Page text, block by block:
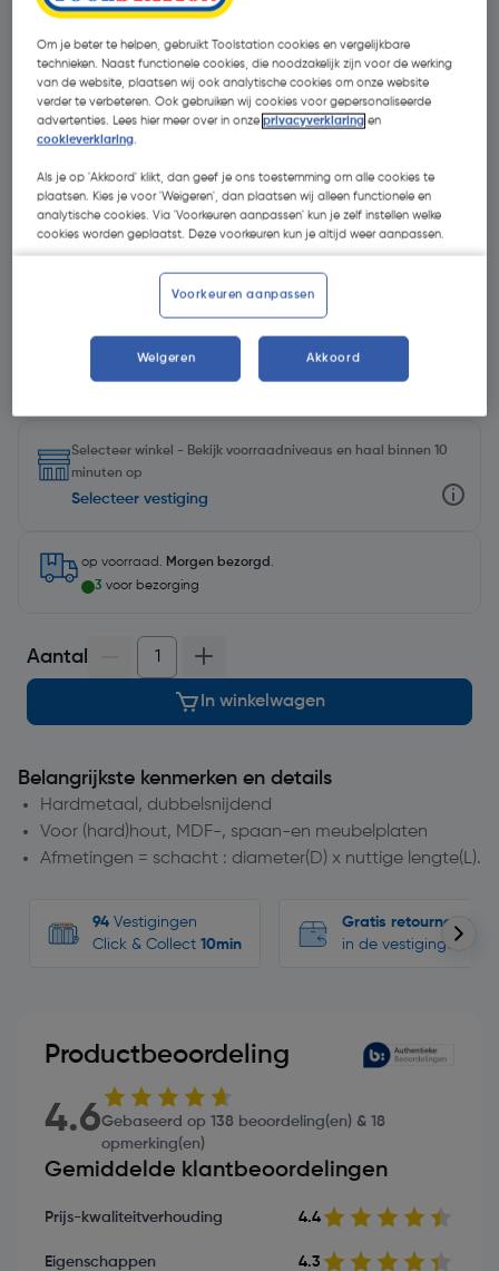
€ 27,89| Excl. btw € 23,05
Kies productvariant(11)
Selecteer winkel - Bekijk voorraadniveaus en haal binnen 10
minuten op
Selecteer vestiging
op voorraad. Morgen bezorgd .
3 voor bezorging
Aantal
In winkelwagen
Belangrijkste kenmerken en details
Hardmetaal, dubbelsnijdend
Voor (hard)hout, MDF-, spaan-en meubelplaten
Afmetingen = schacht : diameter(D) x nuttige lengte(L).
94 Vestigingen
Click & Collect 10min
Gratis retourneren
in de vestigingen
Productbeoordeling
4.6Gebaseerd op 138 beoordeling(en) & 18
opmerking(en)
Gemiddelde klantbeoordelingen
Prijs-kwaliteitverhouding 4.4
Eigenschappen 4.3
Om je beter te helpen, gebruikt Toolstation cookies en vergelijkbare
technieken. Naast functionele cookies, die noodzakelijk zijn voor de werking
van de website, plaatsen wij ook analytische cookies om onze website
verder te verbeteren. Ook gebruiken wij cookies voor gepersonaliseerde
advertenties. Lees hier meer over in onzeprivacyverklaring en
cookieverklaring.
Als je op 'Akkoord' klikt, dan geef je ons toestemming om alle cookies te
plaatsen. Kies je voor 'Weigeren', dan plaatsen wij alleen functionele en
analytische cookies. Via 'Voorkeuren aanpassen' kun je zelf instellen welke
cookies worden geplaatst. Deze voorkeuren kun je altijd weer aanpassen.
Voorkeuren aanpassen
Weigeren Akkoord